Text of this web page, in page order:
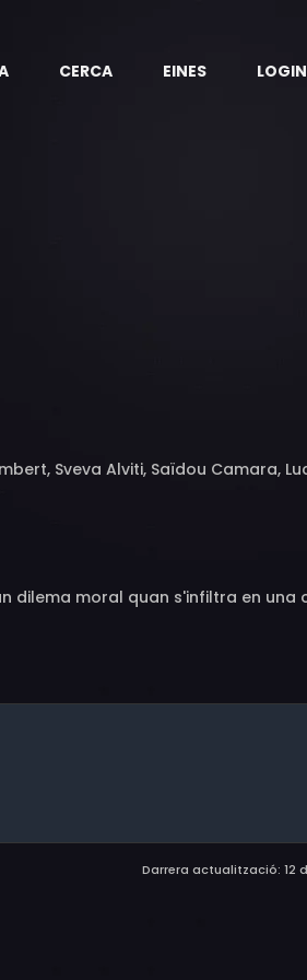
CERCA EINES LOGIN
Sveva Alviti, Saïdou Camara,
Heneine, Steve Tientcheu,
Lalanne, Sophie Ricci,
Audinos, Sultan Ulutaş, David
Valter
dilema moral quan s'infiltra en una
Darrera actualització: 12